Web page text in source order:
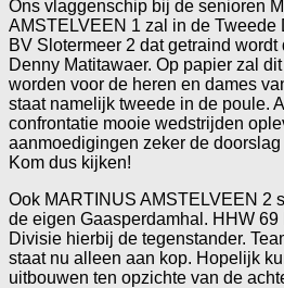
Ons vlaggenschip bij de senioren
AMSTELVEEN 1 zal in de Tweede
BV Slotermeer 2 dat getraind
Denny Matitawaer. Op papier zal
worden voor de heren en dames
staat namelijk tweede in de poule.
confrontatie mooie wedstrijden
aanmoedigingen zeker de
Kom dus kijken!
Ook MARTINUS AMSTELVEEN 2
de eigen Gaasperdamhal. HHW
Divisie hierbij de tegenstander.
staat nu alleen aan kop. Hopelijk
uitbouwen ten opzichte van de